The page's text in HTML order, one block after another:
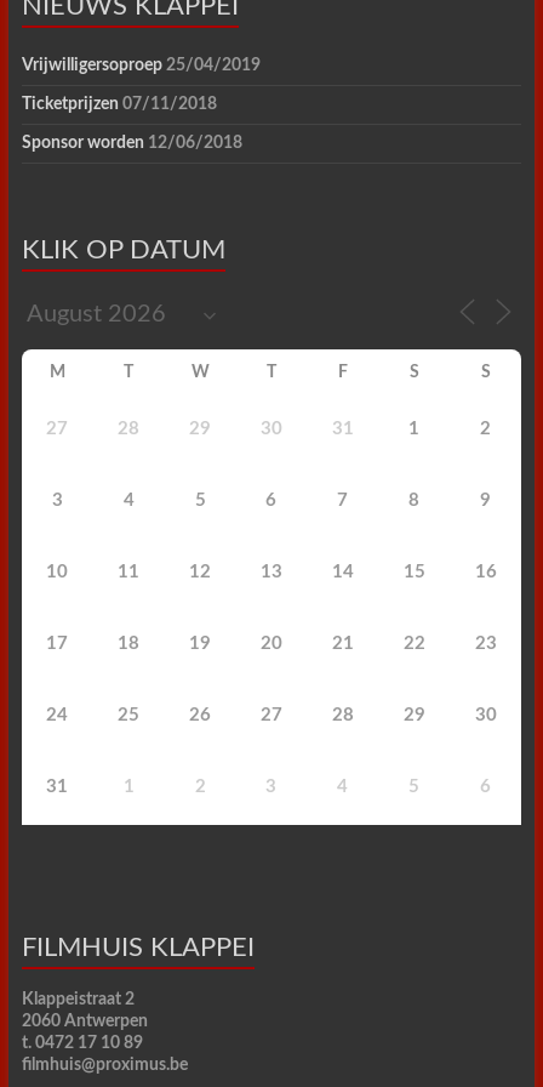
NIEUWS KLAPPEI
Vrijwilligersoproep 25/04/2019
Ticketprijzen 07/11/2018
Sponsor worden 12/06/2018
KLIK OP DATUM
M W F S S
27 28 29 30 31 1 2
3 4 5 6 7 8 9
10 11 12 13 14 15 16
17 18 19 20 21 22 23
24 25 26 27 28 29 30
31 1 2 3 4 5 6
FILMHUIS KLAPPEI
Klappeistraat 2
2060 Antwerpen
t. 0472 17 10 89
filmhuis@proximus.be